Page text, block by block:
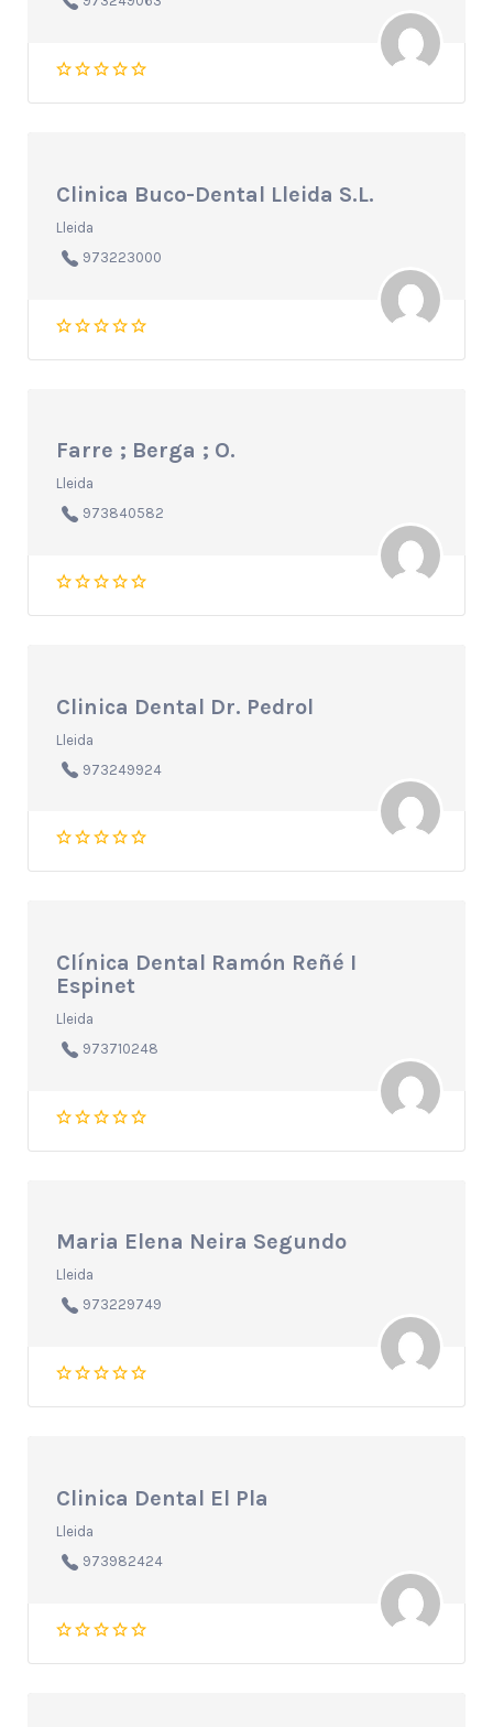
Clinica Buco-Dental Lleida S.L.
Lleida
973223000
Farre ; Berga ; O.
Lleida
973840582
Clinica Dental Dr. Pedrol
Lleida
973249924
Clínica Dental Ramón Reñé I
Espinet
Lleida
973710248
Maria Elena Neira Segundo
Lleida
973229749
Clinica Dental El Pla
Lleida
973982424